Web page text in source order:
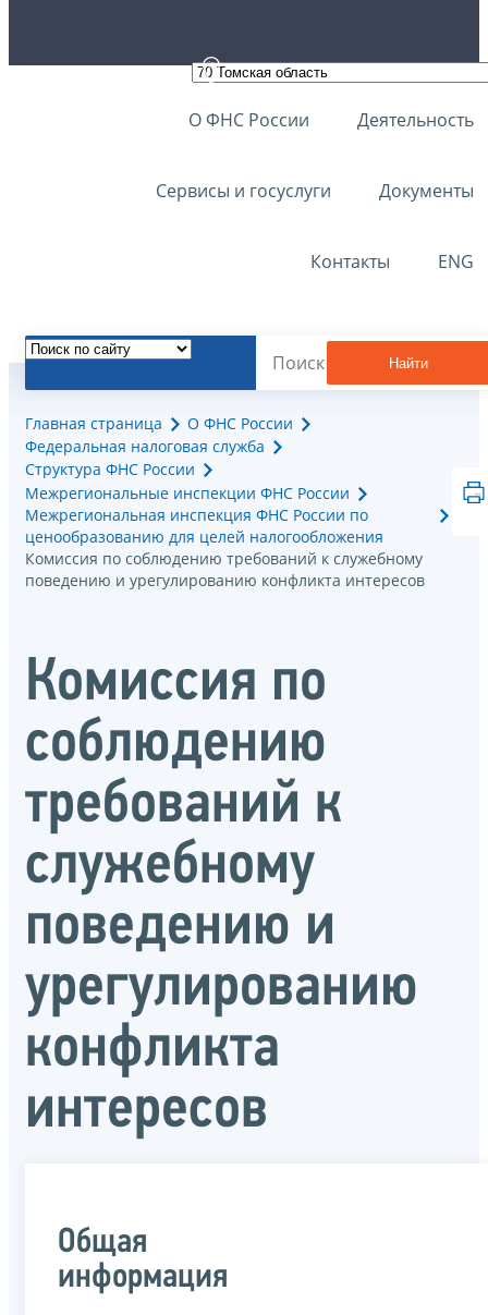
О ФНС России Деятельность
Сервисы и госуслуги Документы
Контакты ENG
Найти
Главная страница
О ФНС России
Федеральная налоговая служба
Структура ФНС России
Межрегиональные инспекции ФНС России
Межрегиональная инспекция ФНС России по
ценообразованию для целей налогообложения
Комиссия по соблюдению требований к служебному
поведению и урегулированию конфликта интересов
Комиссия по
соблюдению
требований к
служебному
поведению и
урегулированию
конфликта
интересов
Общая
информация